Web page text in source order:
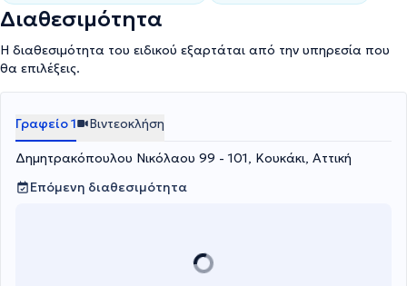
Διαθεσιμότητα
Η διαθεσιμότητα του ειδικού εξαρτάται από την υπηρεσία που
θα επιλέξεις.
Γραφείο 1 Βιντεοκλήση
Δημητρακόπουλου Νικόλαου 99 - 101, Κουκάκι, Αττική
Επόμενη διαθεσιμότητα